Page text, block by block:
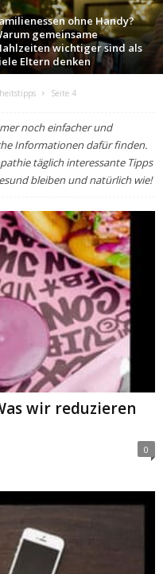
ohne Handy?
gemeinsame
wichtiger sind als
Eltern denken
Seite 4
noch einfacher und
Informationen dafür finden.
täglich interessante Tipps
bleiben und natürlich wie!
wir reduzieren
0